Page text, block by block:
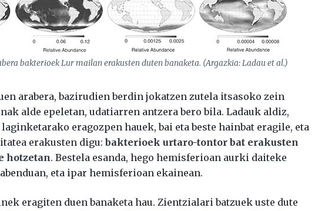
bakterioek Lur mailan erakusten duten banaketa. (Argazkia: Ladau et al.)
arabera, bazirudien berdin jokatzen zutela itsasoko zein
alde epeletan, udatiarren antzera bero bila. Ladauk aldiz,
eragozpen hauek, bai eta beste hainbat eragile, eta
erakusten digu: bakterioek urtaro-tontor bat erakusten
hotzetan. Bestela esanda, hego hemisferioan aurki daiteke
eta ipar hemisferioan ekainean.
eragiten duen banaketa hau. Zientzialari batzuek uste dute